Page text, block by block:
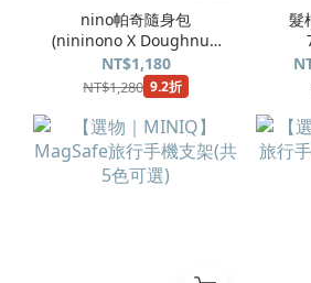
nino帕奇隨身包
(nininono X Doughnut)
(天空藍 X 湖水藍)
NT$1,180
NT$1,280 9.2折
髮